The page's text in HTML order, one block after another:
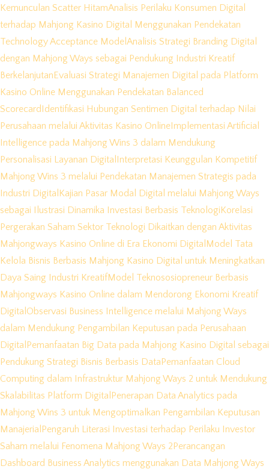
Kemunculan Scatter HitamAnalisis Perilaku Konsumen Digital
terhadap Mahjong Kasino Digital Menggunakan Pendekatan
Technology Acceptance Model Analisis Strategi Branding Digital
dengan Mahjong Ways sebagai Pendukung Industri Kreatif
BerkelanjutanEvaluasi Strategi Manajemen Digital pada Platform
Kasino Online Menggunakan Pendekatan Balanced
ScorecardIdentifikasi Hubungan Sentimen Digital terhadap Nilai
Perusahaan melalui Aktivitas Kasino OnlineImplementasi Artificial
Intelligence pada Mahjong Wins 3 dalam Mendukung
Personalisasi Layanan Digital Interpretasi Keunggulan Kompetitif
Mahjong Wins 3 melalui Pendekatan Manajemen Strategis pada
Industri Digital Kajian Pasar Modal Digital melalui Mahjong Ways
sebagai Ilustrasi Dinamika Investasi Berbasis TeknologiKorelasi
Pergerakan Saham Sektor Teknologi Dikaitkan dengan Aktivitas
Mahjongways Kasino Online di Era Ekonomi Digital Model Tata
Kelola Bisnis Berbasis Mahjong Kasino Digital untuk Meningkatkan
Daya Saing Industri KreatifModel Teknososiopreneur Berbasis
Mahjongways Kasino Online dalam Mendorong Ekonomi Kreatif
Digital Observasi Business Intelligence melalui Mahjong Ways
dalam Mendukung Pengambilan Keputusan pada Perusahaan
Digital Pemanfaatan Big Data pada Mahjong Kasino Digital sebagai
Pendukung Strategi Bisnis Berbasis DataPemanfaatan Cloud
Computing dalam Infrastruktur Mahjong Ways 2 untuk Mendukung
Skalabilitas Platform Digital Penerapan Data Analytics pada
Mahjong Wins 3 untuk Mengoptimalkan Pengambilan Keputusan
Manajerial Pengaruh Literasi Investasi terhadap Perilaku Investor
Saham melalui Fenomena Mahjong Ways 2Perancangan
Dashboard Business Analytics menggunakan Data Mahjong Ways